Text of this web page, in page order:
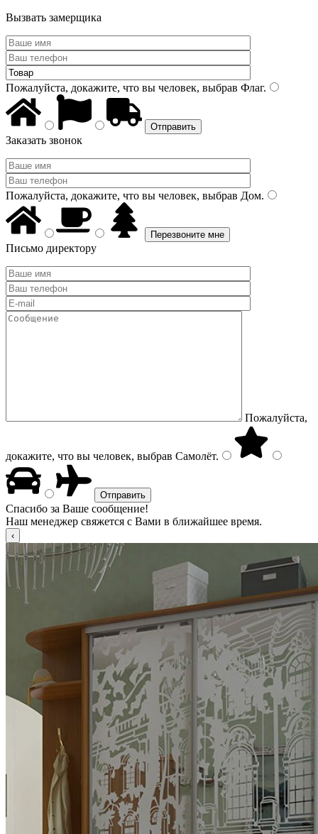
Вызвать замерщика
Пожалуйста, докажите, что вы человек, выбрав Флаг.
Заказать звонок
Пожалуйста, докажите, что вы человек, выбрав Дом.
Письмо директору
Пожалуйста,
докажите, что вы человек, выбрав Самолёт.
Спасибо за Ваше сообщение!
Наш менеджер свяжется с Вами в ближайшее время.